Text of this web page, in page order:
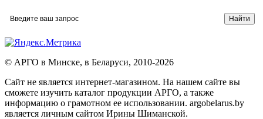
© АРГО в Минске, в Беларуси, 2010-2026
Cайт не является интернет-магазином. На нашем сайте вы
сможете изучить каталог продукции АРГО, а также
информацию о грамотном ее использовании. argobelarus.by
является личным сайтом Ирины Шиманской.